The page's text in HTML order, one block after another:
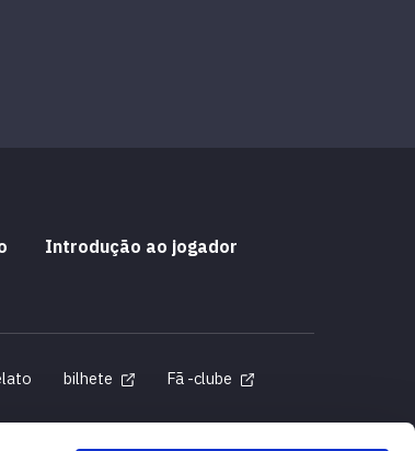
Introdução ao jogador
bilhete Fã -clube